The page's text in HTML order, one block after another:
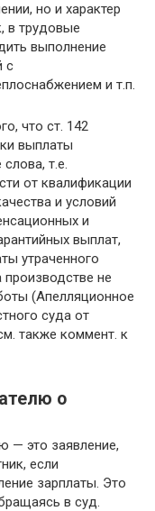
но и характер
в трудовые
выполнение
с
и т.п.
что ст. 142
выплаты
т.е.
от квалификации
и условий
и
выплат,
утраченного
производстве не
(Апелляционное
суда от
также коммент. к
о
— это заявление,
если
зарплаты. Это
в суд.